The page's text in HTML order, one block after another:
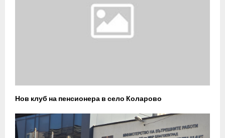
Нов клуб на пенсионера в село Коларово